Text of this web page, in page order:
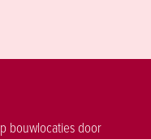
bouwlocaties door